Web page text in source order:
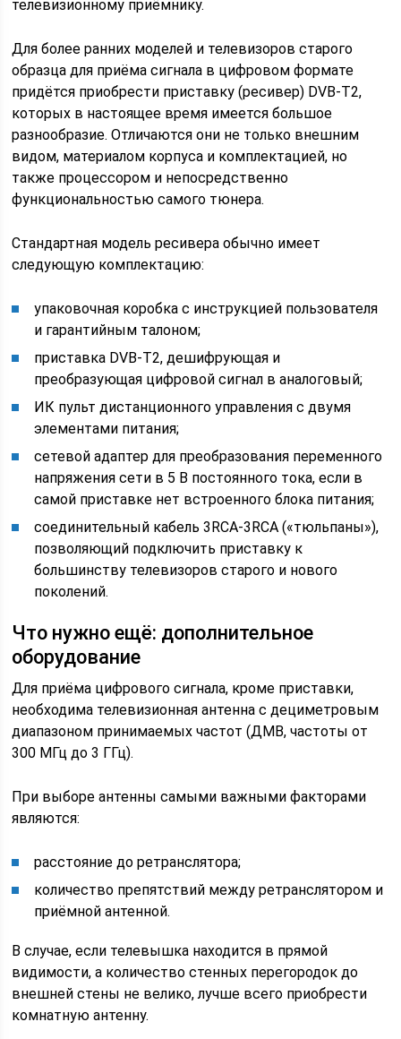
телевизионному приёмнику.
Для более ранних моделей и телевизоров старого
образца для приёма сигнала в цифровом формате
придётся приобрести приставку (ресивер) DVB-T2,
которых в настоящее время имеется большое
разнообразие. Отличаются они не только внешним
видом, материалом корпуса и комплектацией, но
также процессором и непосредственно
функциональностью самого тюнера.
Стандартная модель ресивера обычно имеет
следующую комплектацию:
упаковочная коробка с инструкцией пользователя
и гарантийным талоном;
приставка DVB-T2, дешифрующая и
преобразующая цифровой сигнал в аналоговый;
ИК пульт дистанционного управления с двумя
элементами питания;
сетевой адаптер для преобразования переменного
напряжения сети в 5 В постоянного тока, если в
самой приставке нет встроенного блока питания;
соединительный кабель 3RCA-3RCA («тюльпаны»),
позволяющий подключить приставку к
большинству телевизоров старого и нового
поколений.
Что нужно ещё: дополнительное
оборудование
Для приёма цифрового сигнала, кроме приставки,
необходима телевизионная антенна с дециметровым
диапазоном принимаемых частот (ДМВ, частоты от
300 МГц до 3 ГГц).
При выборе антенны самыми важными факторами
являются:
расстояние до ретранслятора;
количество препятствий между ретранслятором и
приёмной антенной.
В случае, если телевышка находится в прямой
видимости, а количество стенных перегородок до
внешней стены не велико, лучше всего приобрести
комнатную антенну.